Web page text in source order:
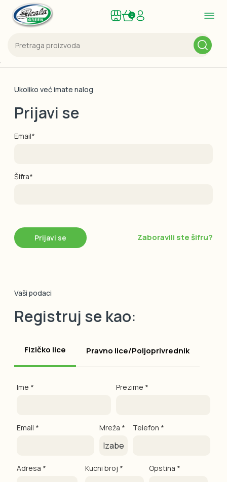
0
Vaši podaci
Registruj se kao:
Fizičko lice Pravno lice/Poljoprivrednik
Ime * Prezime *
Email * Mreža * Telefon *
Adresa * Kucni broj * Opstina *
Ukoliko već imate nalog
Prijavi se
Email*
Šifra*
Zaboravili ste šifru?